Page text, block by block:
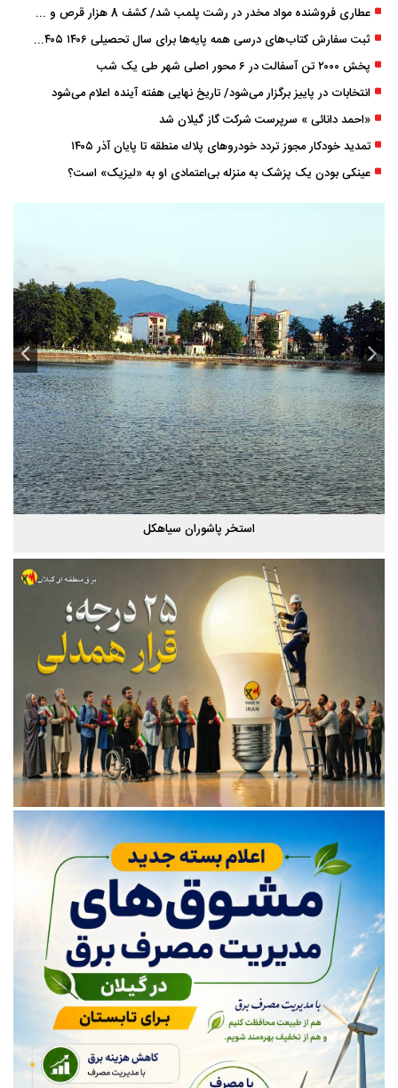
عطاری فروشنده مواد مخدر در رشت پلمب شد/ کشف 8 هزار قرص و 50 لیتر شربت توهم ‌زا
ثبت سفارش کتاب‌های درسی همه پایه‌ها برای سال تحصیلی ۱۴۰۶ ۱۴۰۵ فعال شد
پخش ۲۰۰۰ تن آسفالت در ۶ محور اصلی شهر طی یک شب
انتخابات در پاییز برگزار می‌شود/ تاریخ نهایی هفته آینده اعلام می‌شود
«احمد دانائی » سرپرست شرکت گاز گیلان شد
تمدید خودكار مجوز تردد خودروهای پلاك منطقه تا پایان آذر ۱۴۰۵
عینکی‌ بودن یک پزشک به منزله بی‌اعتمادی او به «لیزیک» است؟
استخر پاشوران سیاهکل